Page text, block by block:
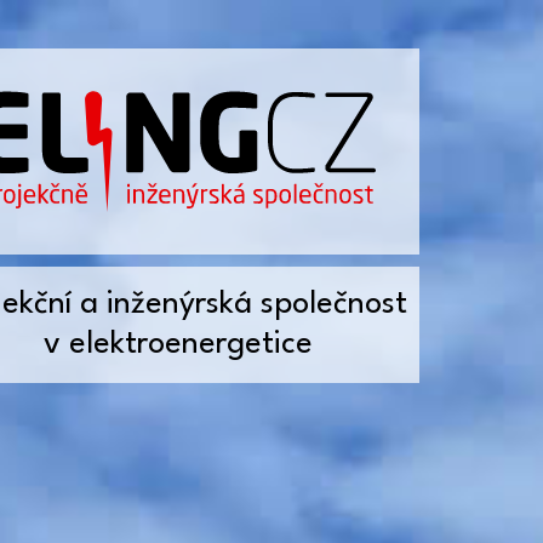
a inženýrská společnost
v elektroenergetice